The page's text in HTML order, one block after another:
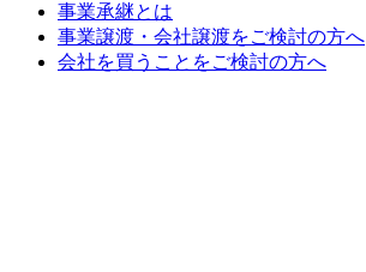
事業承継とは
事業譲渡・会社譲渡をご検討の方へ
会社を買うことをご検討の方へ